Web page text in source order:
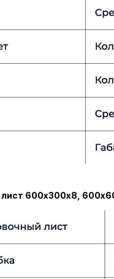
600х300х8,